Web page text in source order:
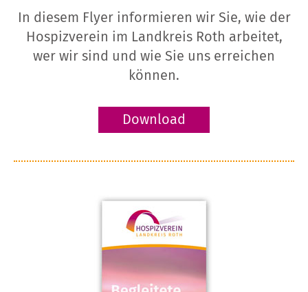
In diesem Flyer informieren wir Sie, wie der
Hospizverein im Landkreis Roth arbeitet,
wer wir sind und wie Sie uns erreichen
können.
Download